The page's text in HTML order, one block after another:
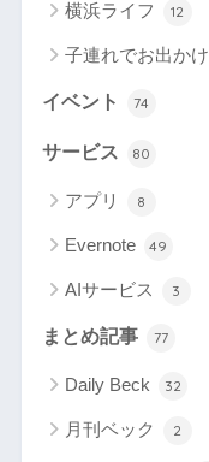
横浜ライフ 12
子連れでお出かけ
イベント 74
サービス 80
アプリ 8
Evernote 49
AIサービス 3
まとめ記事 77
Daily Beck 32
月刊ベック 2